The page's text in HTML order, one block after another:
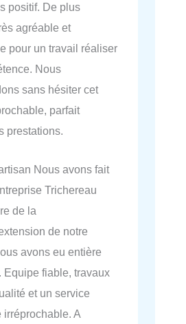
positif. De plus
agréable et
pour un travail réaliser
Nous
sans hésiter cet
parfait
prestations.
Nous avons fait
Trichereau
de la
de notre
avons eu entière
Equipe fiable, travaux
et un service
irréprochable. A